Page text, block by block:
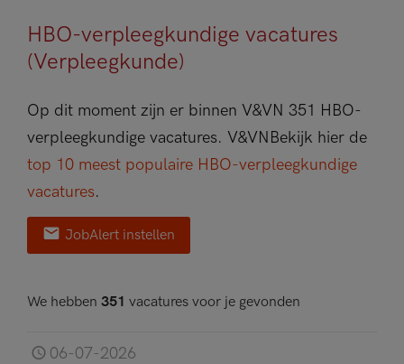
HBO-verpleegkundige vacatures
(Verpleegkunde)
Op dit moment zijn er binnen V&VN 351 HBO-
verpleegkundige vacatures. V&VN Bekijk hier de
top 10 meest populaire HBO-verpleegkundige
vacatures.
JobAlert instellen
We hebben 351 vacatures voor je gevonden
06-07-2026